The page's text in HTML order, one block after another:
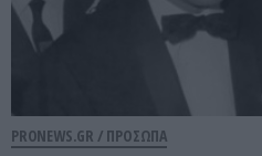
PRONEWS.GR / ΠΡΟΣΩΠΑ